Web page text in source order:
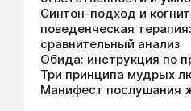
Синтон-подход и
поведенческая терапия:
сравнительный анализ
Обида: инструкция по
Три принципа мудрых
Манифест послушания